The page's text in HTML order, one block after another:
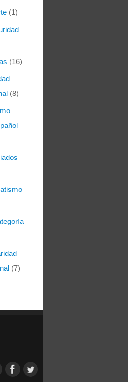
(1)
(16)
(8)
(7)